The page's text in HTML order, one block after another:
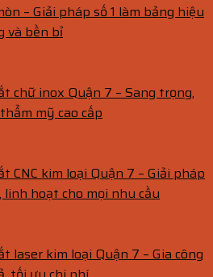
– Giải pháp số 1 làm bảng hiệu
và bền bỉ
chữ inox Quận 7 – Sang trọng,
mỹ cao cấp
CNC kim loại Quận 7 – Giải pháp
linh hoạt cho mọi nhu cầu
laser kim loại Quận 7 – Gia công